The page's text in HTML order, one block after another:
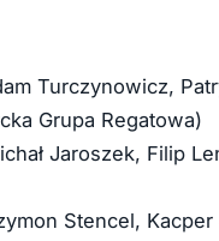
Turczynowicz,
Grupa Regatowa)
Jaroszek, Filip
Stencel,